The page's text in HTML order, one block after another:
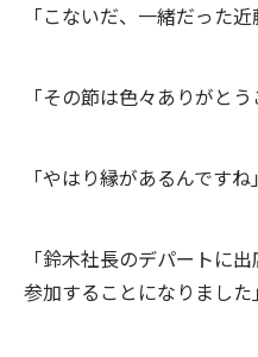
「こないだ、一緒だった近
「その節は色々ありがとう
「やはり縁があるんですね」
「鈴木社長のデパートに
参加することになりました」